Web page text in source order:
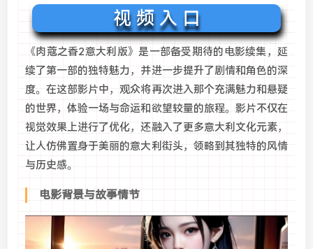
视 频 入 口
《肉蔻之香2意大利版》是一部备受期待的电影续集，延
续了第一部的独特魅力，并进一步提升了剧情和角色的深
度。在这部影片中，观众将再次进入那个充满魅力和悬疑
的世界，体验一场与命运和欲望较量的旅程。影片不仅在
视觉效果上进行了优化，还融入了更多意大利文化元素，
让人仿佛置身于美丽的意大利街头，领略到其独特的风情
与历史感。
电影背景与故事情节